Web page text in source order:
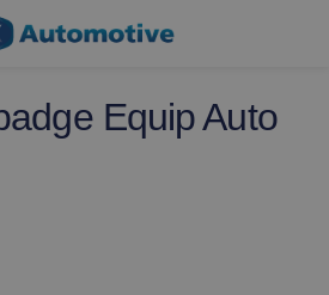
Equip Auto